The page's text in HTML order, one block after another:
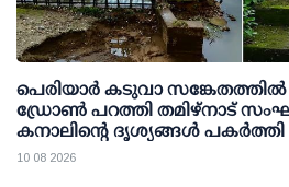
പെരിയാര്‍ കടുവാ
ഡ്രോണ്‍ പറത്തി തമിഴ്നാട്
കനാലിന്റെ ദൃശ്യങ്ങള്‍ പകര്‍ത്തി
10 08 2026